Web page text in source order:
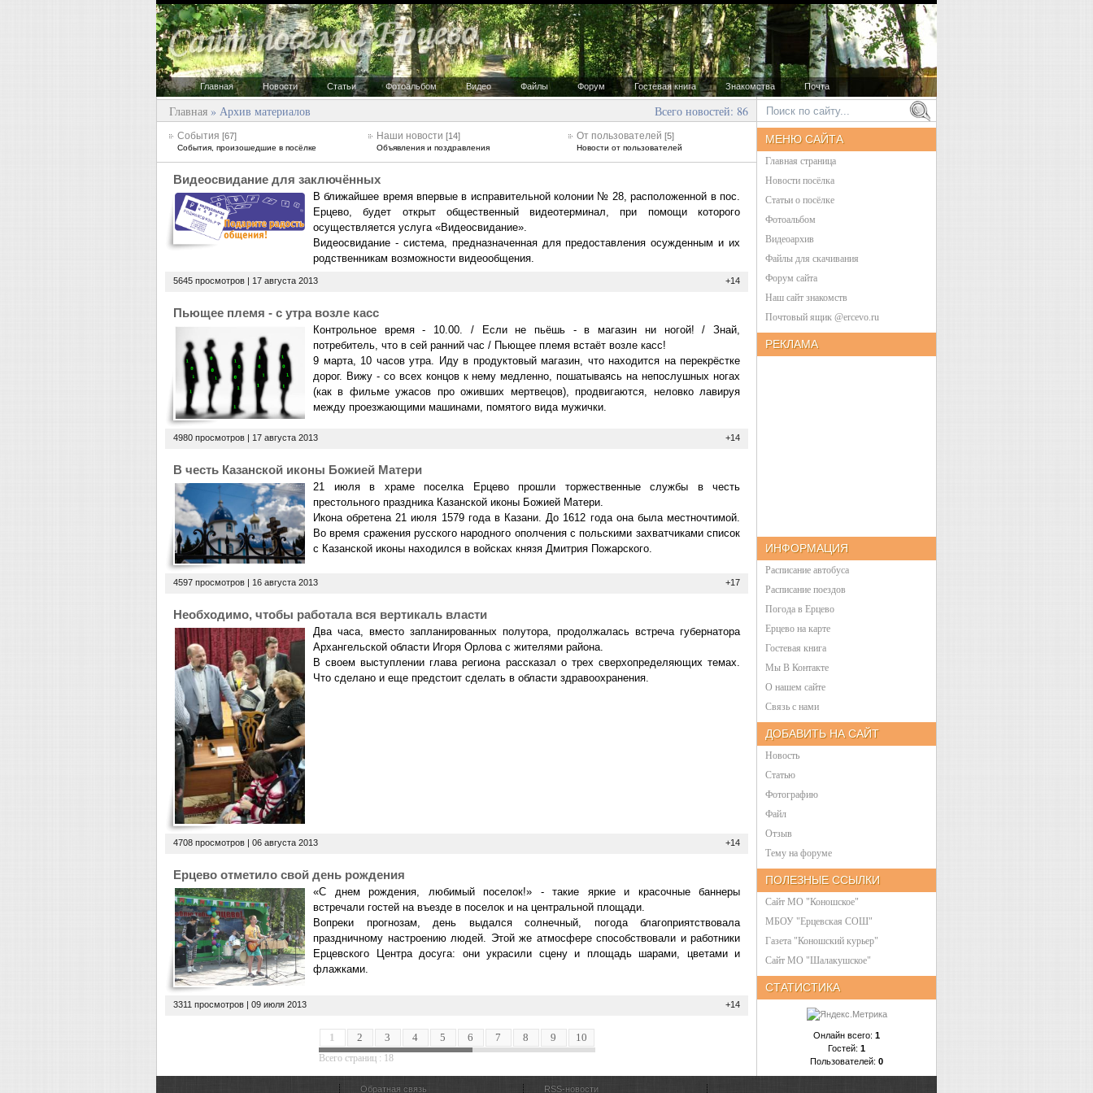
Главная Новости Статьи Фотоальбом Видео Файлы Форум Гостевая книга Знакомства Почта
Всего новостей: 86
Главная » Архив материалов
События [67]
События, произошедшие в посёлке
Наши новости [14]
Объявления и поздравления
От пользователей [5]
Новости от пользователей
Видеосвидание для заключённых
В ближайшее время впервые в исправительной колонии № 28, расположенной в пос.
Ерцево, будет открыт общественный видеотерминал, при помощи которого
осуществляется услуга «Видеосвидание».
Видеосвидание - система, предназначенная для предоставления осужденным и их
родственникам возможности видеообщения.
+14
5645 просмотров | 17 августа 2013
Пьющее племя - с утра возле касс
Контрольное время - 10.00. / Если не пьёшь - в магазин ни ногой! / Знай,
потребитель, что в сей ранний час / Пьющее племя встаёт возле касс!
9 марта, 10 часов утра. Иду в продуктовый магазин, что находится на перекрёстке
дорог. Вижу - со всех концов к нему медленно, пошатываясь на непослушных ногах
(как в фильме ужасов про оживших мертвецов), продвигаются, неловко лавируя
между проезжающими машинами, помятого вида мужички.
+14
4980 просмотров | 17 августа 2013
В честь Казанской иконы Божией Матери
21 июля в храме поселка Ерцево прошли торжественные службы в честь
престольного праздника Казанской иконы Божией Матери.
Икона обретена 21 июля 1579 года в Казани. До 1612 года она была местночтимой.
Во время сражения русского народного ополчения с польскими захватчиками список
с Казанской иконы находился в войсках князя Дмитрия Пожарского.
+17
4597 просмотров | 16 августа 2013
Необходимо, чтобы работала вся вертикаль власти
Два часа, вместо запланированных полутора, продолжалась встреча губернатора
Архангельской области Игоря Орлова с жителями района.
В своем выступлении глава региона рассказал о трех сверхопределяющих темах.
Что сделано и еще предстоит сделать в области здравоохранения.
+14
4708 просмотров | 06 августа 2013
Ерцево отметило свой день рождения
«С днем рождения, любимый поселок!» - такие яркие и красочные баннеры
встречали гостей на въезде в поселок и на центральной площади.
Вопреки прогнозам, день выдался солнечный, погода благоприятствовала
праздничному настроению людей. Этой же атмосфере способствовали и работники
Ерцевского Центра досуга: они украсили сцену и площадь шарами, цветами и
флажками.
+14
3311 просмотров | 09 июля 2013
1 2 3 4 5 6 7 8 9 10
Всего страниц : 18
МЕНЮ САЙТА
Главная страница
Новости посёлка
Статьи о посёлке
Фотоальбом
Видеоархив
Файлы для скачивания
Форум сайта
Наш сайт знакомств
Почтовый ящик @ercevo.ru
РЕКЛАМА
ИНФОРМАЦИЯ
Расписание автобуса
Расписание поездов
Погода в Ерцево
Ерцево на карте
Гостевая книга
Мы В Контакте
О нашем сайте
Связь с нами
ДОБАВИТЬ НА САЙТ
Новость
Статью
Фотографию
Файл
Отзыв
Тему на форуме
ПОЛЕЗНЫЕ ССЫЛКИ
Сайт МО "Коношское"
МБОУ "Ерцевская СОШ"
Газета "Коношский курьер"
Cайт МО "Шалакушское"
СТАТИСТИКА
Онлайн всего: 1
Гостей: 1
Пользователей: 0
Обратная связь RSS-новости